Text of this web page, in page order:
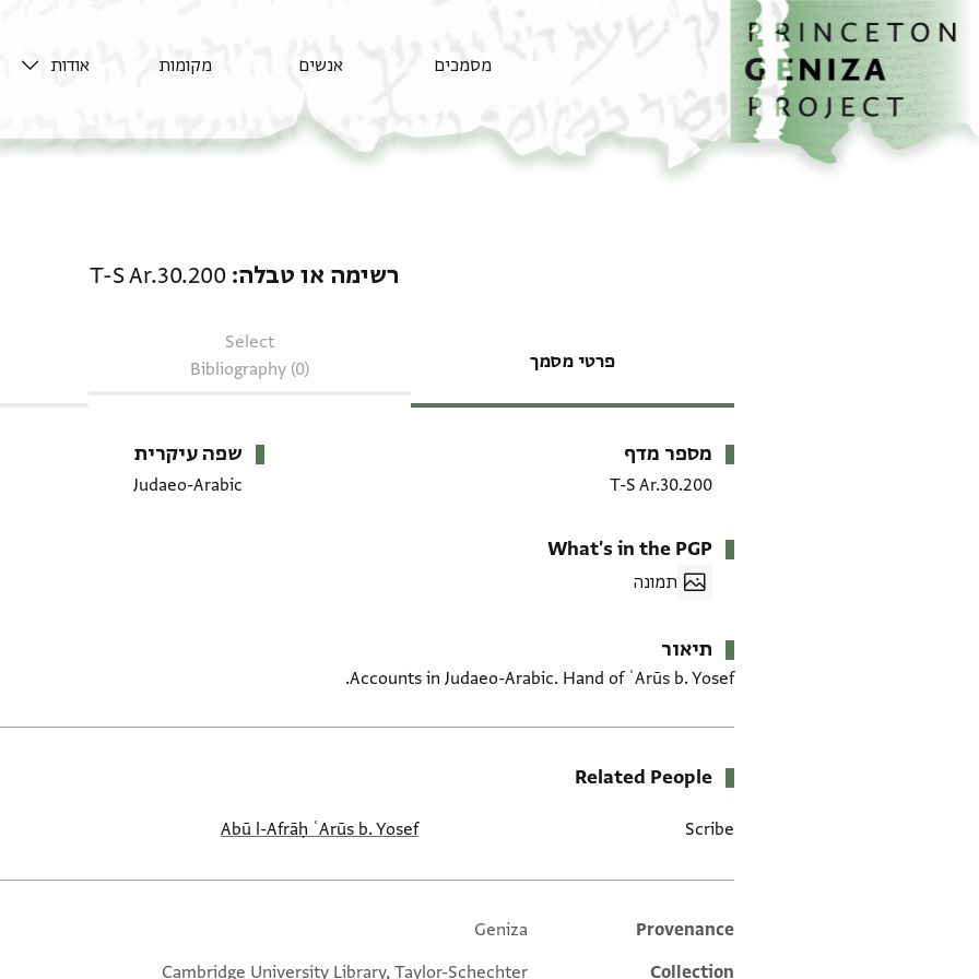
דילוג לתוכן
דף הבית
מסמכים אנשים מקומות אודות
רשימה או טבלה T-S Ar.30.200
פרטי מסמך
Select
Bibliography (0)
מטא-דאטא
מספר מדף
T-S Ar.30.200
שפה עיקרית
Judaeo-Arabic
What's in the PGP
תמונה
תיאור
Accounts in Judaeo-Arabic. Hand of ʿArūs b. Yosef.
Related People
Scribe
Abū l-Afrāḥ ʿArūs b. Yosef
Additional metadata
Provenance
Geniza
Collection
Cambridge University Library, Taylor-Schechter